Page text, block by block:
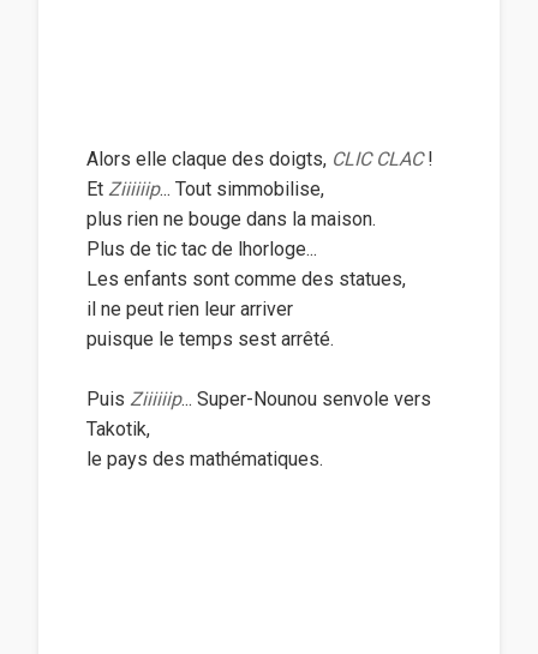
Alors elle claque des doigts, CLIC CLAC!
Et Ziiiiiip... Tout simmobilise,
plus rien ne bouge dans la maison.
Plus de tic tac de lhorloge...
Les enfants sont comme des statues,
il ne peut rien leur arriver
puisque le temps sest arrêté.
Puis Ziiiiiip... Super-Nounou senvole vers
Takotik,
le pays des mathématiques.